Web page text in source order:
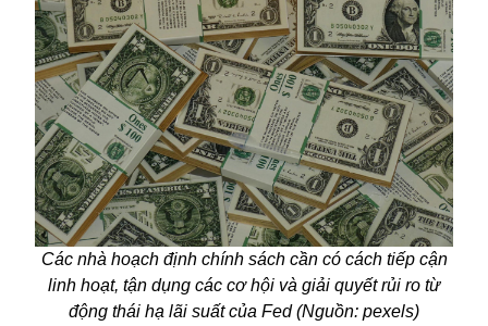
Các nhà hoạch định chính sách cần có cách tiếp cận
linh hoạt, tận dụng các cơ hội và giải quyết rủi ro từ
động thái hạ lãi suất của Fed (Nguồn: pexels)